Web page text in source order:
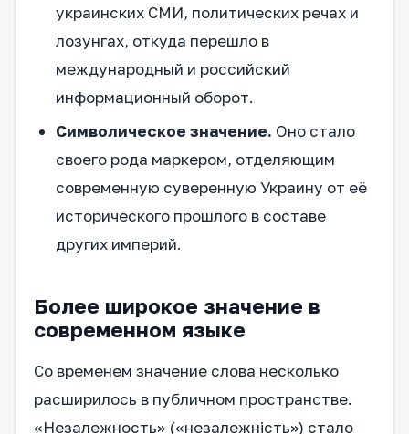
украинских СМИ, политических речах и
лозунгах, откуда перешло в
международный и российский
информационный оборот.
Символическое значение. Оно стало
своего рода маркером, отделяющим
современную суверенную Украину от её
исторического прошлого в составе
других империй.
Более широкое значение в
современном языке
Со временем значение слова несколько
расширилось в публичном пространстве.
«Незалежность» («незалежність») стало